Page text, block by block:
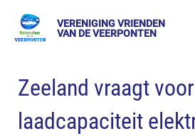
VERENIGING VRIENDEN
VAN DE VEERPONTEN
Zeeland vraagt
laadcapaciteit